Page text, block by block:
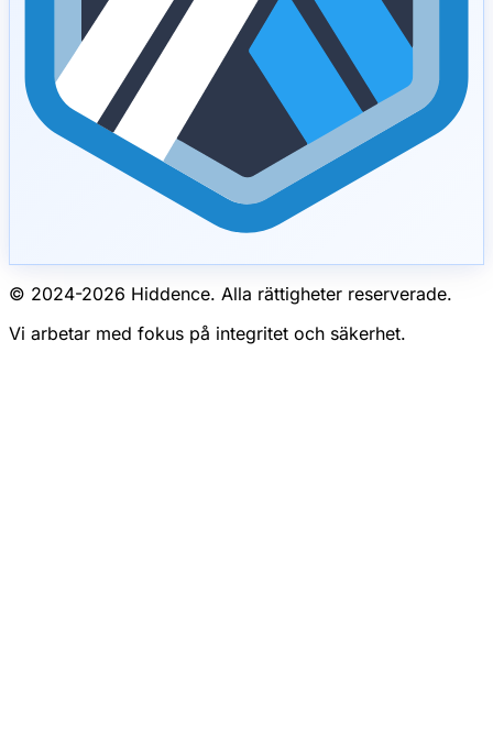
© 2024-2026 Hiddence. Alla rättigheter reserverade.
Vi arbetar med fokus på integritet och säkerhet.